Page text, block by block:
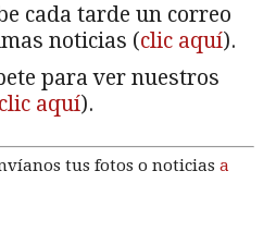
cada tarde un correo
noticias (clic aquí).
para ver nuestros
clic aquí).
tus fotos o noticias a